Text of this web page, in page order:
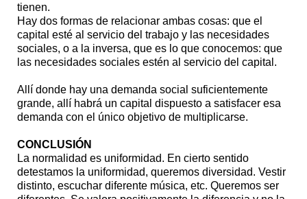
tienen.
Hay dos formas de relacionar ambas cosas: que el
capital esté al servicio del trabajo y las necesidades
sociales, o a la inversa, que es lo que conocemos: que
las necesidades sociales estén al servicio del capital.
Allí donde hay una demanda social suficientemente
grande, allí habrá un capital dispuesto a satisfacer esa
demanda con el único objetivo de multiplicarse.
CONCLUSIÓN
La normalidad es uniformidad. En cierto sentido
detestamos la uniformidad, queremos diversidad. Vestir
distinto, escuchar diferente música, etc. Queremos ser